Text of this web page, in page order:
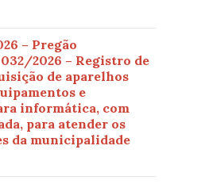
– Pregão
2026 – Registro de
de aparelhos
e
informática, com
para atender os
da municipalidade